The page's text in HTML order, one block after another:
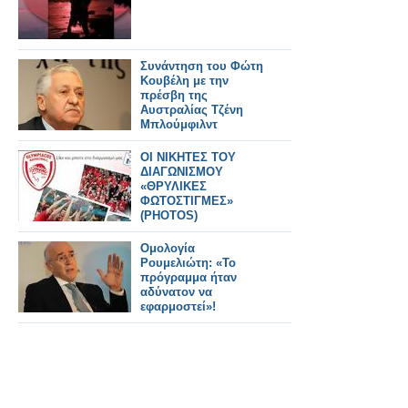
Συνάντηση του Φώτη
Κουβέλη με την
πρέσβη της
Αυστραλίας Τζένη
Μπλούμφιλντ
ΟΙ ΝΙΚΗΤΕΣ ΤΟΥ
ΔΙΑΓΩΝΙΣΜΟΥ
«ΘΡΥΛΙΚΕΣ
ΦΩΤΟΣΤΙΓΜΕΣ»
(PHOTOS)
Ομολογία
Ρουμελιώτη: «Το
πρόγραμμα ήταν
αδύνατον να
εφαρμοστεί»!